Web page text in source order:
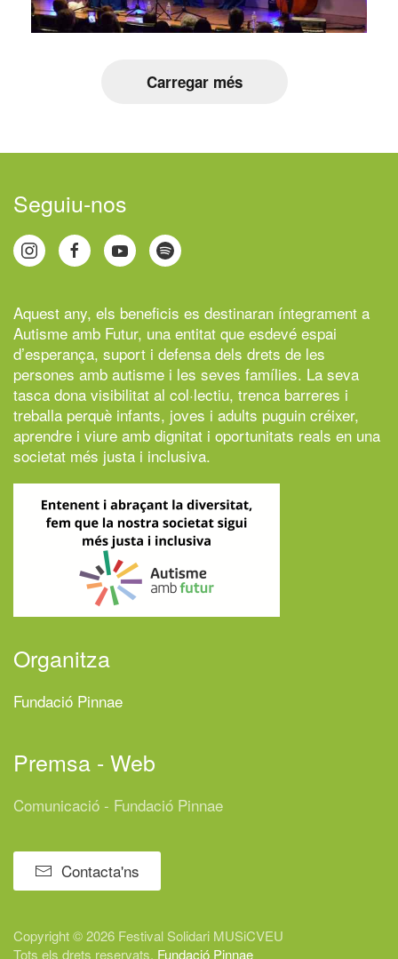
Carregar més
Seguiu-nos
Aquest any, els beneficis es destinaran íntegrament a
Autisme amb Futur, una entitat que esdevé espai
d’esperança, suport i defensa dels drets de les
persones amb autisme i les seves famílies. La seva
tasca dona visibilitat al col·lectiu, trenca barreres i
treballa perquè infants, joves i adults puguin créixer,
aprendre i viure amb dignitat i oportunitats reals en una
societat més justa i inclusiva.
Organitza
Fundació Pinnae
Premsa - Web
Comunicació - Fundació Pinnae
Contacta'ns
Copyright © 2026 Festival Solidari MUSiCVEU
Tots els drets reservats. Fundació Pinnae